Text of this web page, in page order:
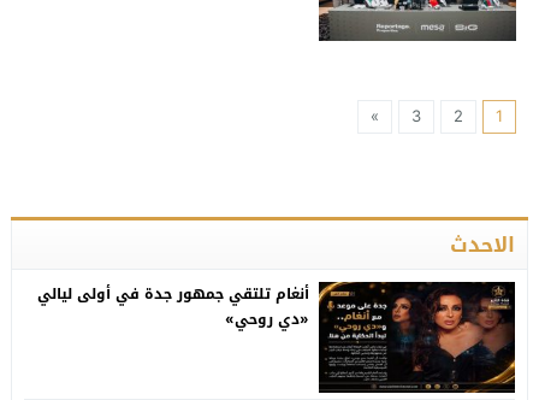
1
2
3
»
الاحدث
أنغام تلتقي جمهور جدة في أولى ليالي
«دي روحي»